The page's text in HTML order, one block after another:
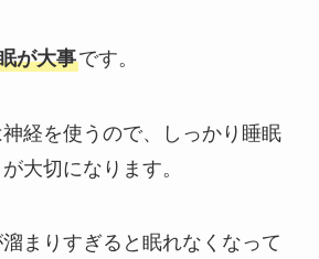
が大事です。
経を使うので、しっかり睡眠
大切になります。
まりすぎると眠れなくなって